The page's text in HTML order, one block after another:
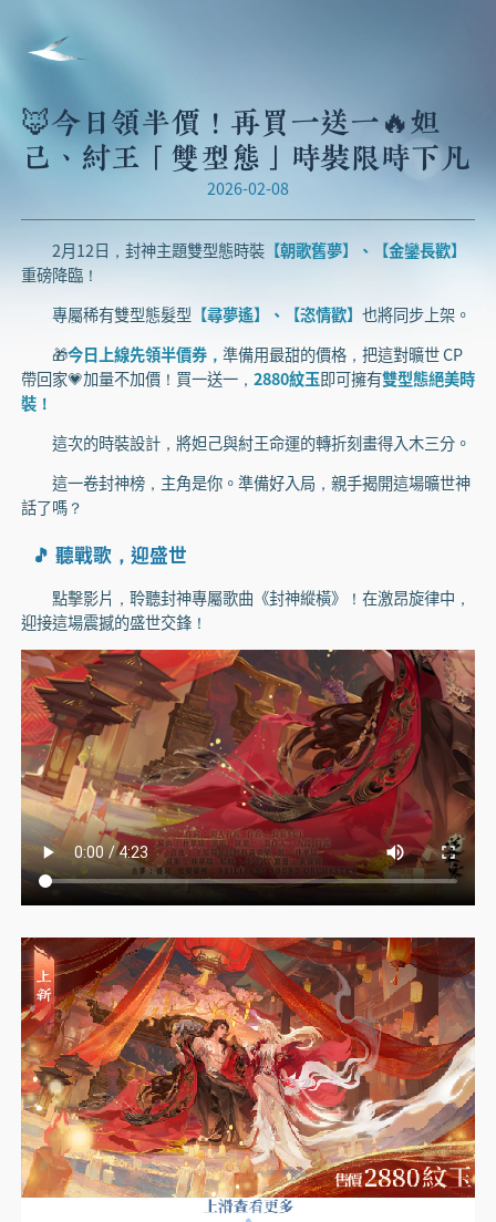
🦊今日領半價！再買一送一🔥妲
己、紂王「雙型態」時裝限時下凡
2026-02-08
2月12日，封神主題雙型態時裝【朝歌舊夢】、【金鑾長歡】
重磅降臨！
專屬稀有雙型態髮型 【尋夢遙】、【恣情歡】 也將同步上架。
🎁今日上線先領半價券， 準備用最甜的價格，把這對曠世 CP
帶回家💗加量不加價！買一送一， 2880紋玉即可擁有雙型態絕美時
裝！
這次的時裝設計，將妲己與紂王命運的轉折刻畫得入木三分。
這一卷封神榜，主角是你。準備好入局，親手揭開這場曠世神
話了嗎？
🎵 聽戰歌，迎盛世
點擊影片，聆聽封神專屬歌曲《封神縱橫》！在激昂旋律中，
迎接這場震撼的盛世交鋒！